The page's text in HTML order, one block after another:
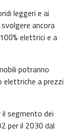
leggeri e ai
ancora
elettrici e a
potranno
elettriche a prezzi
segmento dei
per il 2030 dal